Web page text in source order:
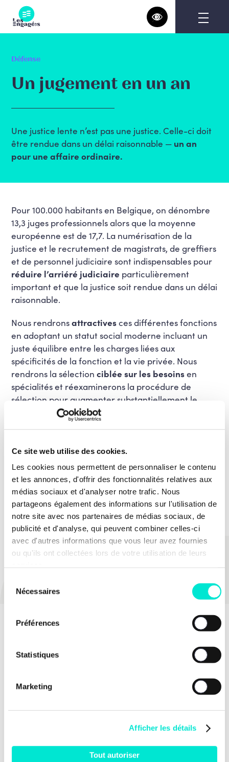
Ce site web utilise des cookies.
Les cookies nous permettent de personnaliser le contenu
et les annonces, d'offrir des fonctionnalités relatives aux
médias sociaux et d'analyser notre trafic. Nous
partageons également des informations sur l'utilisation de
notre site avec nos partenaires de médias sociaux, de
publicité et d'analyse, qui peuvent combiner celles-ci
avec d'autres informations que vous leur avez fournies
ou qu'ils ont collectées lors de votre utilisation de leurs
Nécessaires
Préférences
Statistiques
Marketing
Afficher les détails
Tout autoriser
content
Défense
Un jugement en un an
Une justice lente n’est pas une justice. Celle-ci doit
être rendue dans un délai raisonnable — un an
pour une affaire ordinaire.
Pour 100.000 habitants en Belgique, on dénombre
13,3 juges professionnels alors que la moyenne
européenne est de 17,7. La numérisation de la
justice et le recrutement de magistrats, de greffiers
et de personnel judiciaire sont indispensables pour
réduire l’arriéré judiciaire particulièrement
important et que la justice soit rendue dans un délai
raisonnable.
Nous rendronsattractivesces différentes fonctions
en adoptant un statut social moderne incluant un
juste équilibre entre les charges liées aux
spécificités de la fonction et la vie privée. Nous
rendrons la sélectionciblée sur les besoinsen
spécialités et réexaminerons la procédure de
sélection pour augmenter substantiellement le
nombre de lauréats sans porter atteinte à la qualité
de la justice rendue.
Inutile de jouer au cache-misère derrière des
depuis trop longtemps le gouvernement fédéral
pour diluer dans le temps sa responsabilité.